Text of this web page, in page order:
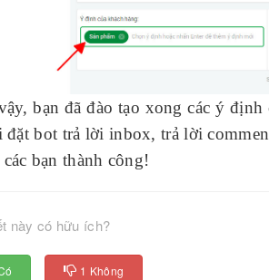
bạn đã đào tạo xong các ý
đặt bot trả lời inbox, trả lời
bạn thành công!
này có hữu ích?
1 Không